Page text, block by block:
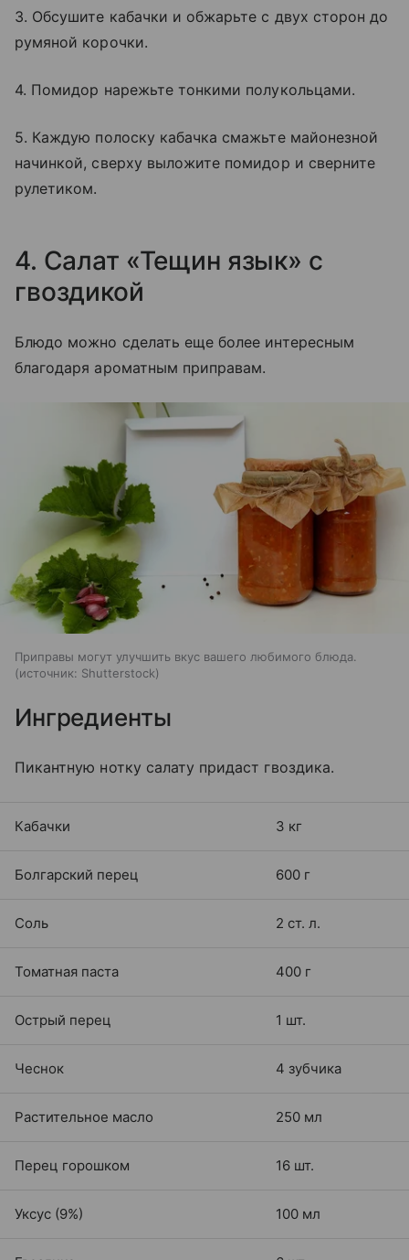
3. Обсушите кабачки и обжарьте с двух сторон до
румяной корочки.
4. Помидор нарежьте тонкими полукольцами.
5. Каждую полоску кабачка смажьте майонезной
начинкой, сверху выложите помидор и сверните
рулетиком.
4. Салат «Тещин язык» с
гвоздикой
Блюдо можно сделать еще более интересным
благодаря ароматным приправам.
Приправы могут улучшить вкус вашего любимого блюда.
источник: Shutterstock
Ингредиенты
Пикантную нотку салату придаст гвоздика.
Кабачки 3 кг
Болгарский перец 600 г
Соль 2 ст. л.
Томатная паста 400 г
Острый перец 1 шт.
Чеснок 4 зубчика
Растительное масло 250 мл
Перец горошком 16 шт.
Уксус (9%) 100 мл